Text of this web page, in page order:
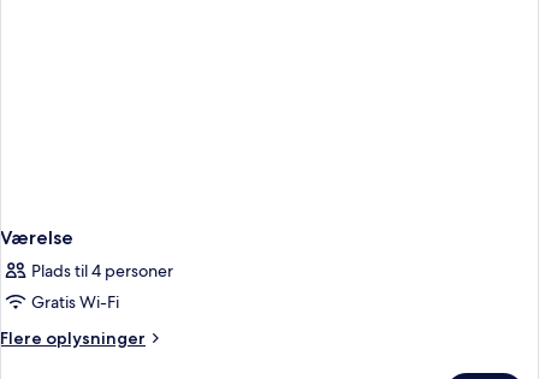
Værelse
Plads til 4 personer
Gratis Wi-Fi
Flere oplysninger
Flere